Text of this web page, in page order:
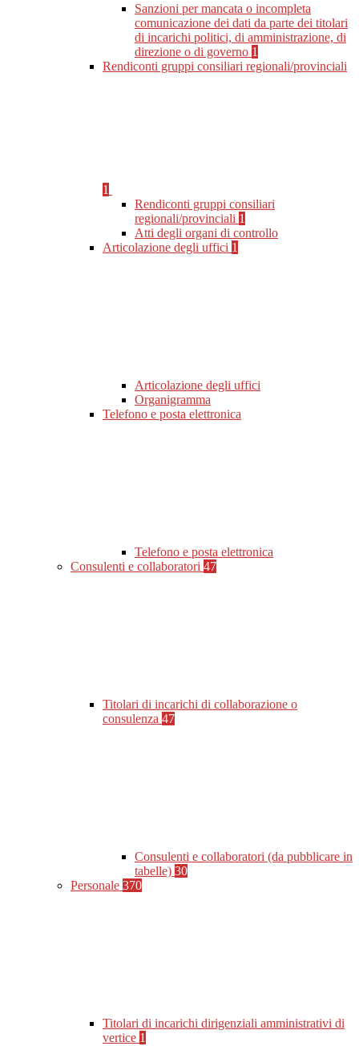
Sanzioni per mancata o incompleta
comunicazione dei dati da parte dei titolari
di incarichi politici, di amministrazione, di
direzione o di governo 1
Rendiconti gruppi consiliari regionali/provinciali
1
Rendiconti gruppi consiliari
regionali/provinciali 1
Atti degli organi di controllo
Articolazione degli uffici 1
Articolazione degli uffici
Organigramma
Telefono e posta elettronica
Telefono e posta elettronica
Consulenti e collaboratori 47
Titolari di incarichi di collaborazione o
consulenza 47
Consulenti e collaboratori (da pubblicare in
tabelle) 30
Personale 370
Titolari di incarichi dirigenziali amministrativi di
vertice 1